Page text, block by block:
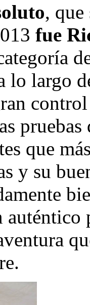
,
fue
lo largo
que
y su